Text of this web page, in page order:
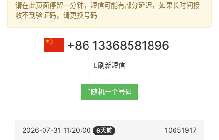
请在此页面停留一分钟，短信可能有部分延迟，如果长时间接
收不到验证码，请更换号码
+86 13368581896
刷新短信
随机一个号码
2026-07-31 11:20:00 6天前 10651917